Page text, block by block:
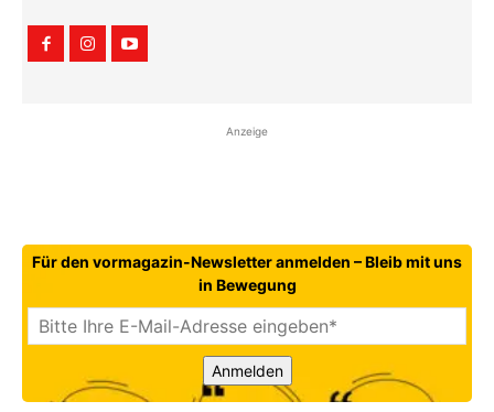
Anzeige
Für den vormagazin-Newsletter anmelden – Bleib mit uns
in Bewegung
Anmelden